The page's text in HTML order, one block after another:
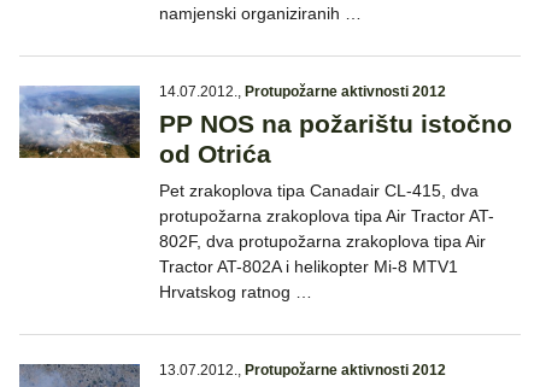
namjenski organiziranih …
14.07.2012., Protupožarne aktivnosti 2012
PP NOS na požarištu istočno
od Otrića
Pet zrakoplova tipa Canadair CL-415, dva
protupožarna zrakoplova tipa Air Tractor AT-
802F, dva protupožarna zrakoplova tipa Air
Tractor AT-802A i helikopter Mi-8 MTV1
Hrvatskog ratnog …
13.07.2012., Protupožarne aktivnosti 2012